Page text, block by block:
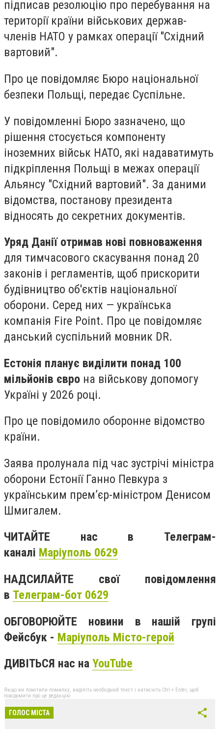
підписав резолюцію про перебування на
території країни військових держав-
членів НАТО у рамках операції "Східний
вартовий".
Про це повідомляє Бюро національної
безпеки Польщі, передає Суспільне.
У повідомленні Бюро зазначено, що
рішення стосується компоненту
іноземних військ НАТО, які надаватимуть
підкріплення Польщі в межах операції
Альянсу "Східний вартовий". За даними
відомства, постанову президента
відносять до секретних документів.
Уряд Данії отримав нові повноваження
для тимчасового скасування понад 20
законів і регламентів, щоб прискорити
будівництво об'єктів національної
оборони. Серед них — українська
компанія Fire Point. Про це повідомляє
данський суспільний мовник DR.
Естонія планує виділити понад 100
мільйонів євро на військову допомогу
Україні у 2026 році.
Про це повідомило оборонне відомство
країни.
Заява пролунала під час зустрічі міністра
оборони Естонії Ганно Певкура з
українським прем’єр-міністром Денисом
Шмигалем.
ЧИТАЙТЕ нас в Телеграм-
каналі Маріуполь 0629
НАДСИЛАЙТЕ свої повідомлення
в Телеграм-бот 0629
ОБГОВОРЮЙТЕ новини в нашій групі
Фейсбук - Маріуполь Місто-герой
ДИВІТЬСЯ нас на YouTube
Якщо ви помітили помилку, виділіть необхідний текст і натисніть Ctrl + Enter, щоб
повідомити про це редакцію
ГОЛОС МІСТА